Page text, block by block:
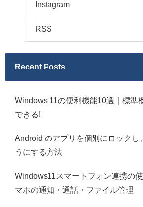
Instagram
RSS
Recent Posts
Windows 11の便利機能10選｜標準
できる!
Android のアプリを個別にロックし
うにする方法
Windows11スマートフォン連携の
マホの通知・通話・ファイル管理